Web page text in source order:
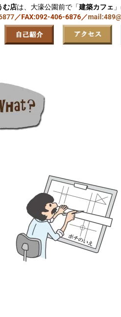
む店は、大濠公園前で「建築カフェ
／FAX:092-406-6876／